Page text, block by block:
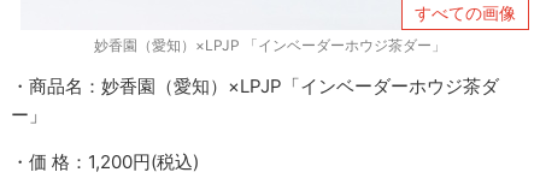
すべての画像
妙香園（愛知）×LPJP 「インベーダーホウジ茶ダー」
・商品名：妙香園（愛知）×LPJP「インベーダーホウジ茶ダ
ー」
・価 格：1,200円(税込)